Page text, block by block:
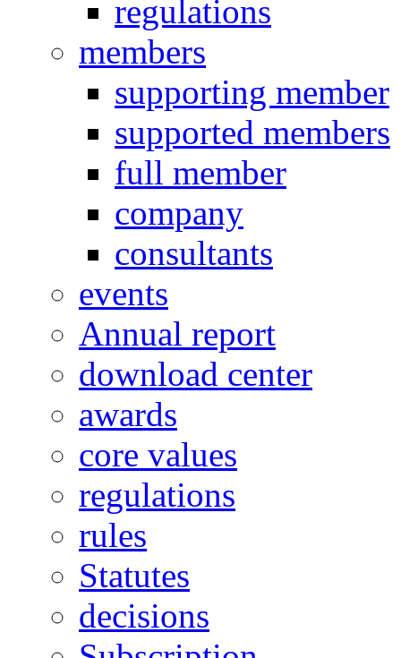
regulations
members
supporting member
supported members
full member
company
consultants
events
Annual report
download center
awards
core values
regulations
rules
Statutes
decisions